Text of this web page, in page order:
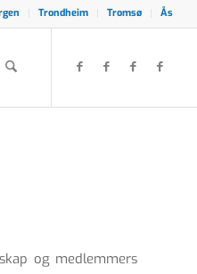
Trondheim Tromsø Ås
og medlemmers